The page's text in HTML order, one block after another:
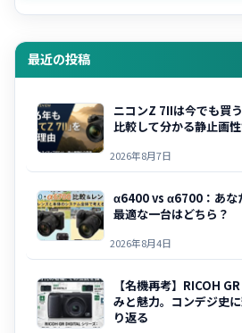
最近の投稿
ニコンZ 7IIは今でも買
比較して分かる静止画
2026年8月7日
α6400 vs α6700：あな
最適な一台はどちら？
2026年8月4日
【名機再考】RICOH
みと魅力。コンデジ史
り返る